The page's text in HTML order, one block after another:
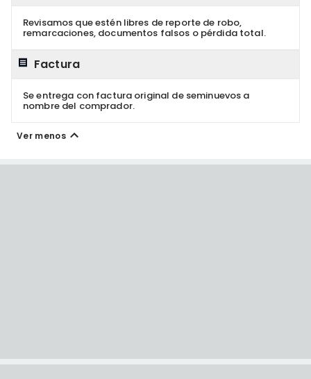
Revisamos que estén libres de reporte de robo,
remarcaciones, documentos falsos o pérdida total.
Factura
Se entrega con factura original de seminuevos a
nombre del comprador.
Ver menos